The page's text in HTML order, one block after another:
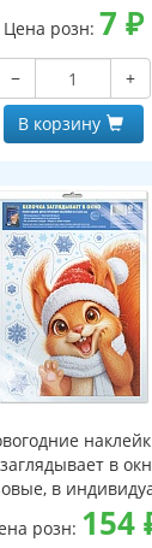
Цена розн: 7 ₽
−
+
В корзину
в
в
и клеевым
розн: 154